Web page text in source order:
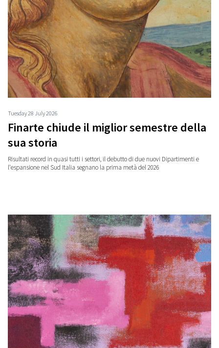
Tuesday 28 July 2026
Finarte chiude il miglior semestre della
sua storia
Risultati record in quasi tutti i settori, il debutto di due nuovi Dipartimenti e
l'espansione nel Sud Italia segnano la prima metà del 2026